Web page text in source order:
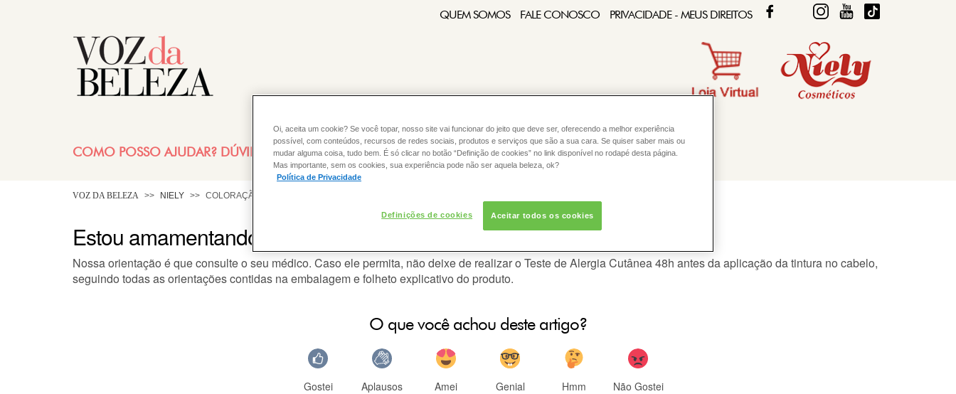
QUEM SOMOS FALE CONOSCO PRIVACIDADE - MEUS DIREITOS FACEBOOK
TWITTERFIQUE DIVAFIQUE DIVA
COMO POSSO AJUDAR? DÚVIDAS SOBRE: COLORAÇÃO CABELO
VOZ DA BELEZA NIELY COLORAÇÃO
Estou amamentando, posso usar tintura no meu cabelo?
Nossa orientação é que consulte o seu médico. Caso ele permita, não deixe de realizar o Teste de AlergiaCutânea 48h antes da aplicação da tintura no cabelo,
seguindo todas as orientações contidas na embalagem e folheto explicativo do produto.
O que você achou deste artigo?
Gostei Aplausos Amei Genial Hmm Não Gostei
Oi, aceita um cookie? Se você topar, nosso site vai funcionar do jeito que deve ser, oferecendo a melhor experiência
possível, com conteúdos, recursos de redes sociais, produtos e serviços que são a sua cara. Se quiser saber mais ou
mudar alguma coisa, tudo bem. É só clicar no botão “Definição de cookies” no link disponível no rodapé desta página.
Mas importante, sem os cookies, sua experiência pode não ser aquela beleza, ok?
Política de Privacidade
Definições de cookies Aceitar todos os cookies